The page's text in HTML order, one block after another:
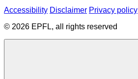
Accessibility Disclaimer Privacy policy
© 2026 EPFL, all rights reserved